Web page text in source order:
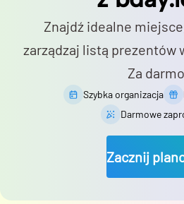
Znajdź idealne
zarządzaj listą prezentów
Za
Szybka organizacja
Darmowe
Zacznij